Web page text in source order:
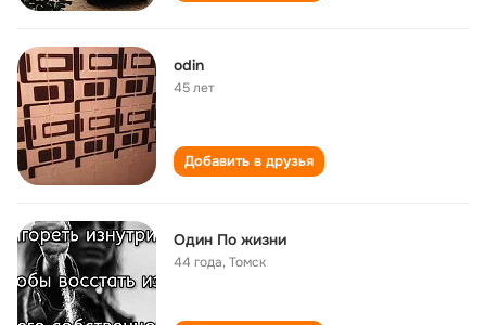
odin
45 лет
Добавить в друзья
Один По жизни
44 года,Томск